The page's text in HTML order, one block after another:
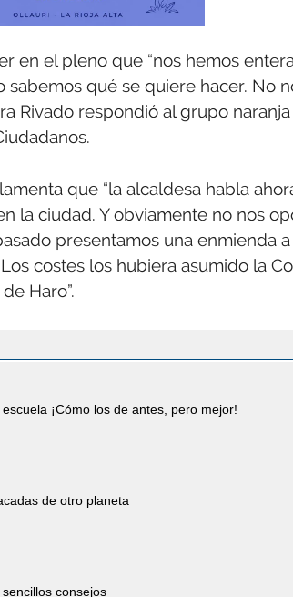
en el pleno que “nos hemos
qué se quiere hacer. No
Rivado respondió al grupo
que “la alcaldesa habla
la ciudad. Y obviamente no nos
presentamos una enmienda
costes los hubiera asumido la
Haro”.
¡Cómo los de antes, pero mejor!
de otro planeta
consejos